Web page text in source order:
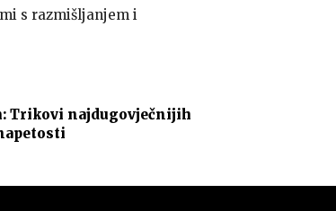
s razmišljanjem i
Trikovi najdugovječnijih